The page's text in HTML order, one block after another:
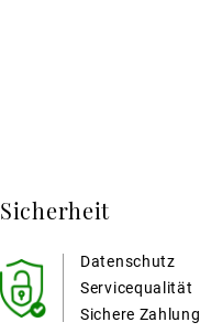
Sicherheit
Datenschutz
Sichere Zahlung
Servicequalität